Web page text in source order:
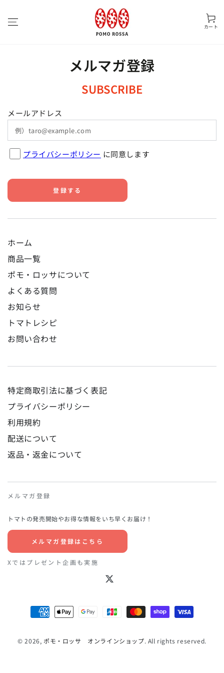
カート
ー
メルマガ登録
SUBSCRIBE
メールアドレス
プライバシーポリシー に同意します
登録する
ホーム
商品一覧
ポモ・ロッサについて
よくある質問
お知らせ
トマトレシピ
お問い合わせ
特定商取引法に基づく表記
プライバシーポリシー
利用規約
配送について
返品・返金について
メルマガ登録
トマトの発売開始やお得な情報をいち早くお届け！
メルマガ登録はこちら
Xではプレゼント企画も実施
Twitter
© 2026, ポモ・ロッサ オンラインショップ. All rights reserved.